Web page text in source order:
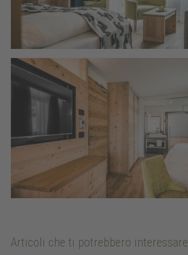
Articoli che ti potrebbero interessare